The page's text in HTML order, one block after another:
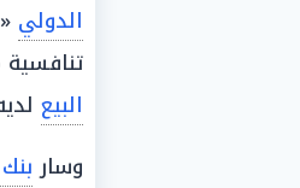
الدولي «CIB» والذي يمثل ثقلاً كبيراً وذراعاً قوية في
تنافسية
البيع
وسار